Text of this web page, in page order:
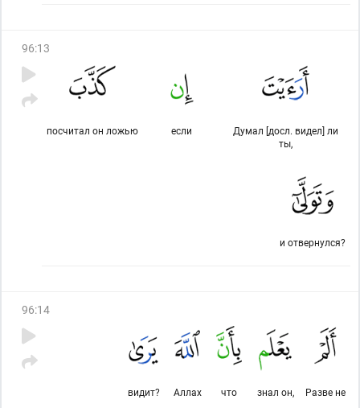
96:13
Думал [досл. видел] ли
ты,
если
посчитал он ложью
и отвернулся?
96:14
Разве не
знал он,
что
Аллах
видит?